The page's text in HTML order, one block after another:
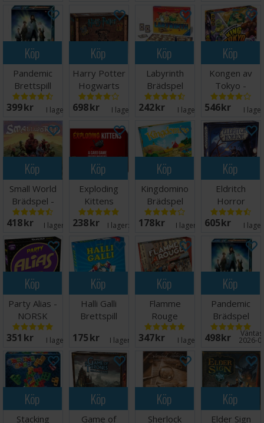
Köp
Pandemic
Brettspill
399 SEK I lager: 8
Köp
Harry Potter
Hogwarts
Battle
Brädspel
698 SEK I lager: 5
Köp
Labyrinth
Brädspel
242 SEK I lager: 5
Köp
Kongen av
Tokyo -
NORSK
546 SEK I
Köp
Small World
Brädspel -
Svensk
418 SEK I lager: 17
Köp
Exploding
Kittens
Kortspel
Engelsk
238 SEK I lager: 20+
Köp
Kingdomino
Brädspel
178 SEK I lager: 18
Köp
Eldritch
Horror
Brädspel
605 SEK I
Köp
Party Alias -
NORSK
351 SEK I lager:
Köp
Halli Galli
Brettspill
175 SEK I lager: 13
Köp
Flamme
Rouge
Brädspel
347 SEK I lager: 2
Köp
Pandemic
Brädspel
498 SEK 2026-
Köp
Stacking
Köp
Game of
Köp
Sherlock
Köp
Elder Sign